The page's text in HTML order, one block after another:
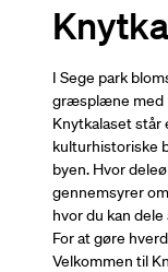
I Sege park
græsplæne med
Knytkalaset står
kulturhistoriske
byen. Hvor
gennemsyrer
hvor du kan
For at gøre
Velkommen til